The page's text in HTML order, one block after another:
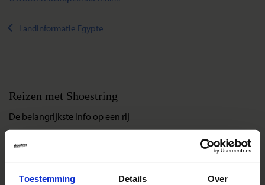
Toestemming Details Over
Landinformatie Egypte
Reizen met Shoestring
De belangrijkste info op een rij
Reis- en annuleringsvoorwaarden